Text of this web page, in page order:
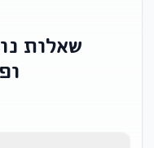
שאלות